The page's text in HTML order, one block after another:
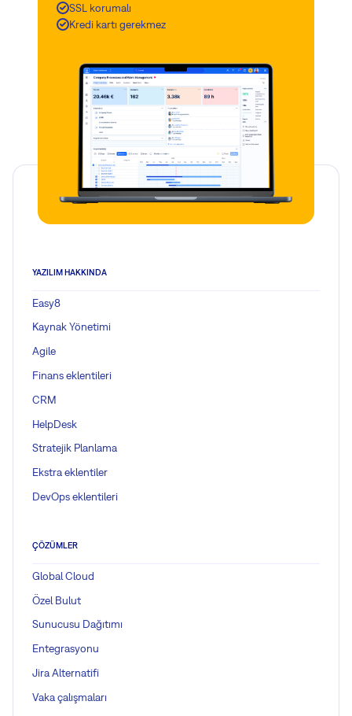
SSL korumalı
Kredi kartı gerekmez
YAZILIM HAKKINDA
Easy8
Kaynak Yönetimi
Agile
Finans eklentileri
CRM
HelpDesk
Stratejik Planlama
Ekstra eklentiler
DevOps eklentileri
ÇÖZÜMLER
Global Cloud
Özel Bulut
Sunucusu Dağıtımı
Entegrasyonu
Jira Alternatifi
Vaka çalışmaları